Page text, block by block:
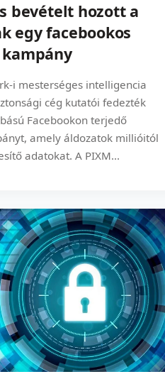
bevételt hozott a
egy facebookos
i mesterséges intelligencia
cég kutatói fedezték
Facebookon terjedő
amely áldozatok millióitól
adatokat. A PIXM...